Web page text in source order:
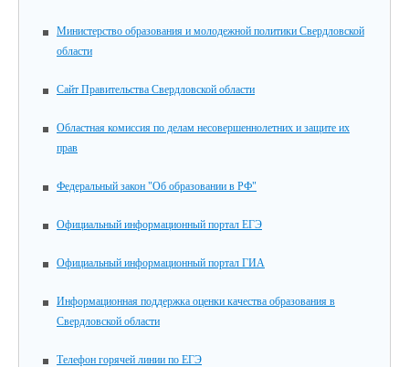
Министерство образования и молодежной политики Свердловской
области
Сайт Правительства Свердловской области
Областная комиссия по делам несовершеннолетних и защите их
прав
Федеральный закон "Об образовании в РФ"
Официальный информационный портал ЕГЭ
Официальный информационный портал ГИА
Информационная поддержка оценки качества образования в
Свердловской области
Телефон горячей линии по ЕГЭ